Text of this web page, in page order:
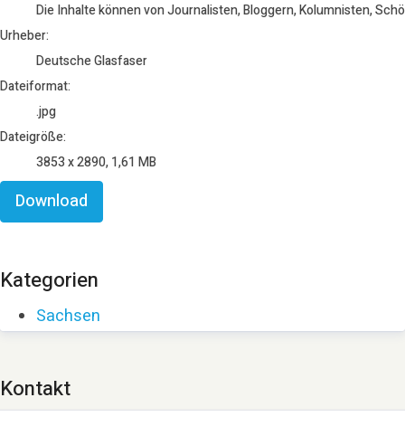
Die Inhalte können von Journalisten, Bloggern, Kolumnisten,
Urheber:
Deutsche Glasfaser
Dateiformat:
.jpg
Dateigröße:
3853 x 2890, 1,61 MB
Download
Kategorien
Sachsen
Kontakt